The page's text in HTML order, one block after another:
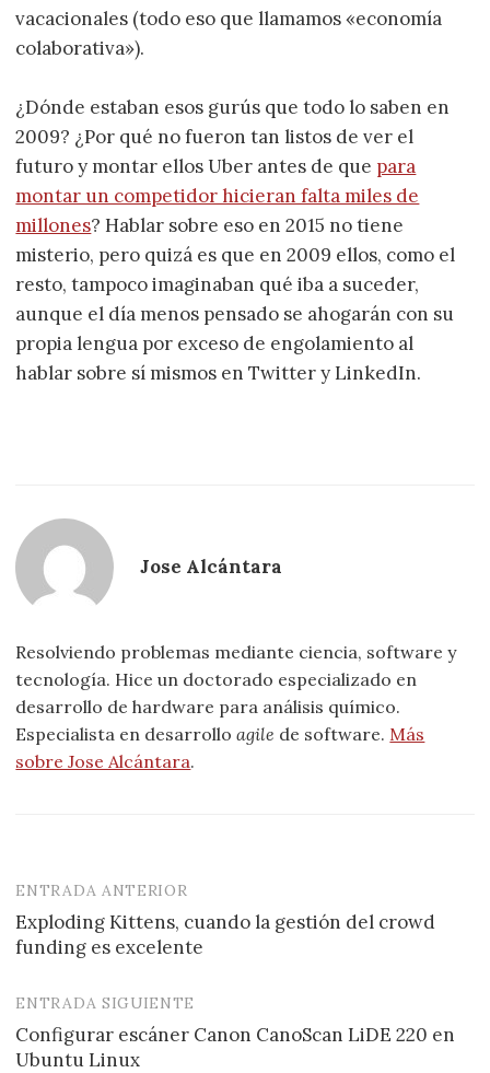
vacacionales (todo eso que llamamos «economía
colaborativa»).
¿Dónde estaban esos gurús que todo lo saben en
2009? ¿Por qué no fueron tan listos de ver el
futuro y montar ellos Uber antes de que para
montar un competidor hicieran falta miles de
millones? Hablar sobre eso en 2015 no tiene
misterio, pero quizá es que en 2009 ellos, como el
resto, tampoco imaginaban qué iba a suceder,
aunque el día menos pensado se ahogarán con su
propia lengua por exceso de engolamiento al
hablar sobre sí mismos en Twitter y LinkedIn.
Jose Alcántara
Resolviendo problemas mediante ciencia, software y
tecnología. Hice un doctorado especializado en
desarrollo de hardware para análisis químico.
Especialista en desarrolloagile de software. Más
sobre Jose Alcántara.
Navegación
de
ENTRADA ANTERIOR
Exploding Kittens, cuando la gestión del crowd
funding es excelente
ENTRADA SIGUIENTE
Configurar escáner Canon CanoScan LiDE 220 en
Ubuntu Linux